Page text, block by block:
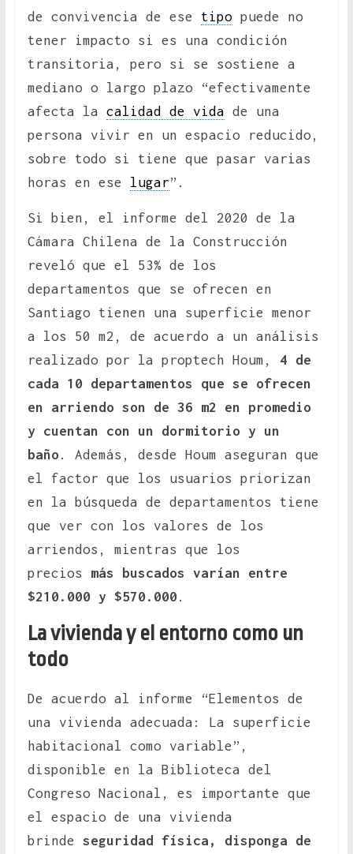
de convivencia de ese tipopuede no
tener impacto si es una condición
transitoria, pero si se sostiene a
mediano o largo plazo “efectivamente
afecta la calidad de vida de una
persona vivir en un espacio reducido,
sobre todo si tiene que pasar varias
horas en ese lugar”.
Si bien, el informe del 2020 de la
Cámara Chilena de la Construcción
reveló que el 53% de los
departamentos que se ofrecen en
Santiago tienen una superficie menor
a los 50 m2, de acuerdo a un análisis
realizado por la proptech Houm, 4 de
cada 10 departamentos que se ofrecen
en arriendo son de 36 m2 en promedio
y cuentan con un dormitorio y un
baño . Además, desde Houm aseguran que
el factor que los usuarios priorizan
en la búsqueda de departamentos tiene
que ver con los valores de los
arriendos, mientras que los
precios más buscados varían entre
$210.000 y $570.000 .
La vivienda y el entorno como un
todo
De acuerdo al informe “Elementos de
una vivienda adecuada: La superficie
habitacional como variable”,
disponible en la Biblioteca del
Congreso Nacional, es importante que
el espacio de una vivienda
brinde seguridad física, disponga de